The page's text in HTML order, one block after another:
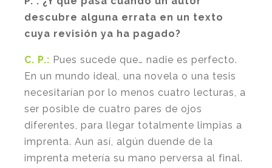
descubre alguna errata en un texto
cuya revisión ya ha pagado?
C. P.: Pues sucede que… nadie es perfecto.
En un mundo ideal, una novela o una tesis
necesitarían por lo menos cuatro lecturas, a
ser posible de cuatro pares de ojos
diferentes, para llegar totalmente limpias a
imprenta. Aun así, algún duende de la
imprenta metería su mano perversa al final.